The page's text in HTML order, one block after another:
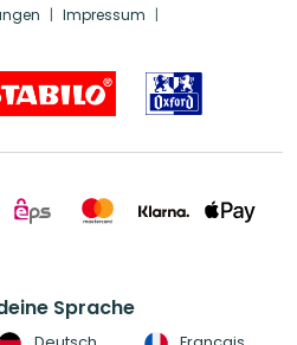
Impressum
Sprache